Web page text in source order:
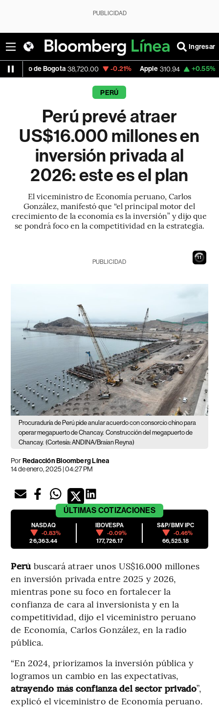
PUBLICIDAD
Ingresar
38,720.00 -0.21% Apple 310.94 +0.55% USD COP
PERÚ
Perú prevé atraer
US$16.000 millones en
inversión privada al
2026: este es el plan
El viceministro de Economía peruano, Carlos
González, manifestó que “el principal motor del
crecimiento de la economía es la inversión” y dijo que
se pondrá foco en la competitividad en la estrategia.
10
PUBLICIDAD
Procuraduría de Perú pide anular acuerdo con consorcio chino para
operar megapuerto de Chancay. Construcción del megapuerto de
Chancay. (Cortesía: ANDINA/Braian Reyna)
PorRedacción Bloomberg Línea
14 de enero, 2025 | 04:27 PM
ÚLTIMAS COTIZACIONES
NASDAQ
-0.83%
26,363.44
IBOVESPA
-0.09%
177,726.17
S&P/BMV IPC
-0.46%
66,525.18
Perú buscará atraer unos US$16.000 millones
en inversión privada entre 2025 y 2026,
mientras pone su foco en fortalecer la
confianza de cara al inversionista y en la
competitividad, dijo el viceministro peruano
de Economía, Carlos González, en la radio
pública.
“En 2024, priorizamos la inversión pública y
logramos un cambio en las expectativas,
atrayendo más confianza del sector privado”,
explicó el viceministro de Economía peruano.